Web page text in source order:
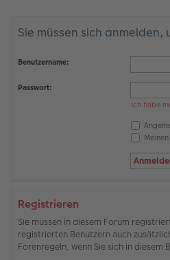
Sie müssen sich
Benutzername:
Passwort:
Ich habe
Registrieren
Sie müssen in diesem Forum
registrierten Benutzern auch
Forenregeln, wenn Sie sich in diesem